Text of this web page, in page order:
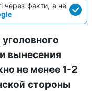
через факти, а не
вынесения
не менее 1-2
стороны